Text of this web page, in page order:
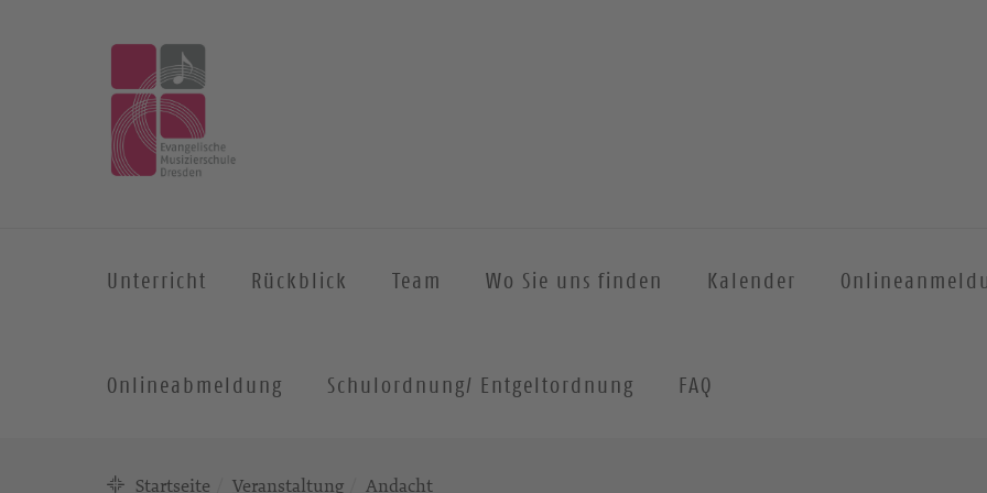
Unterricht Rückblick Team Wo Sie uns finden Kalender
Onlineabmeldung Schulordnung/ Entgeltordnung FAQ
Startseite Veranstaltung Andacht